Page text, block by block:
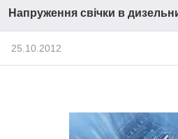
Напруження свічки в
25.10.2012